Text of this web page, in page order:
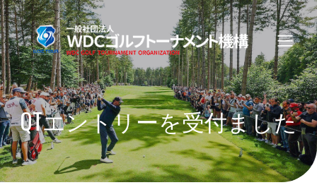
QTエントリーを受付ました